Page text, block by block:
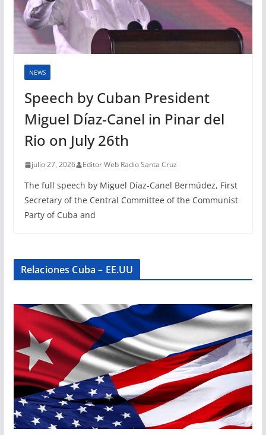
NEWS
Speech by Cuban President
Miguel Díaz-Canel in Pinar del
Rio on July 26th
julio 27, 2026 Editor Web Radio Santa Cruz
The full speech by Miguel Díaz-Canel Bermúdez, First
Secretary of the Central Committee of the Communist
Party of Cuba and
Relaciones Cuba – EE.UU